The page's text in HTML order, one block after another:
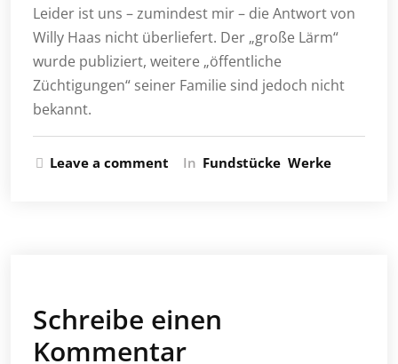
Leider ist uns – zumindest mir – die Antwort von
Willy Haas nicht überliefert. Der „große Lärm“
wurde publiziert, weitere „öffentliche
Züchtigungen“ seiner Familie sind jedoch nicht
bekannt.
Leave a comment In Fundstücke Werke
Schreibe einen
Kommentar